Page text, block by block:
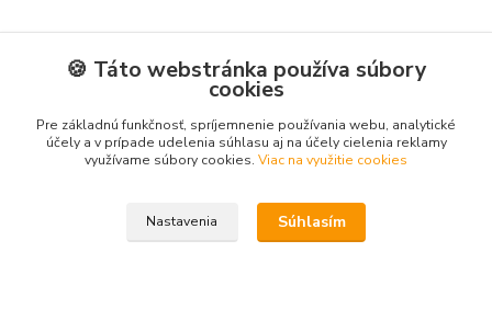
🍪 Táto webstránka používa súbory
cookies
Pre základnú funkčnosť, spríjemnenie používania webu, analytické
účely a v prípade udelenia súhlasu aj na účely cielenia reklamy
využívame súbory cookies. Viac na využitie cookies
Nastavenia Súhlasím